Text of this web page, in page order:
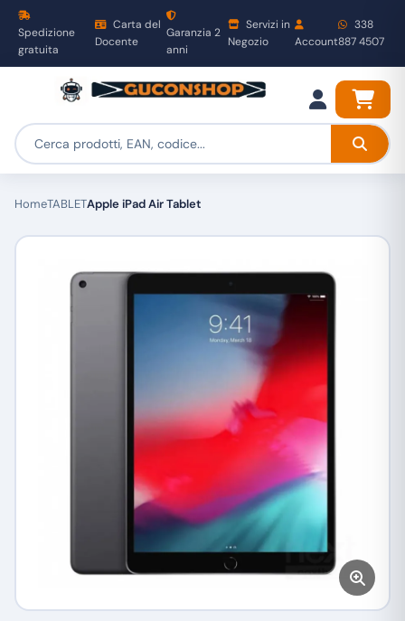
Spedizione
gratuita
Carta del
Docente
Garanzia 2
anni
Servizi in
Negozio
Account
338
887 4507
HomeTABLETApple iPad Air Tablet